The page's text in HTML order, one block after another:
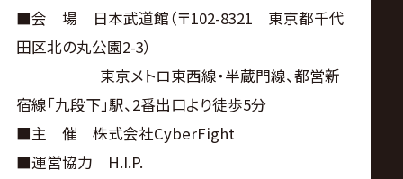
■会 場 日本武道館（〒102-8321 東京都千代
田区北の丸公園2-3）
東京メトロ東西線・半蔵門線、都営新
宿線「九段下」駅、2番出口より徒歩5分
■主 催 株式会社CyberFight
■運営協力 H.I.P.